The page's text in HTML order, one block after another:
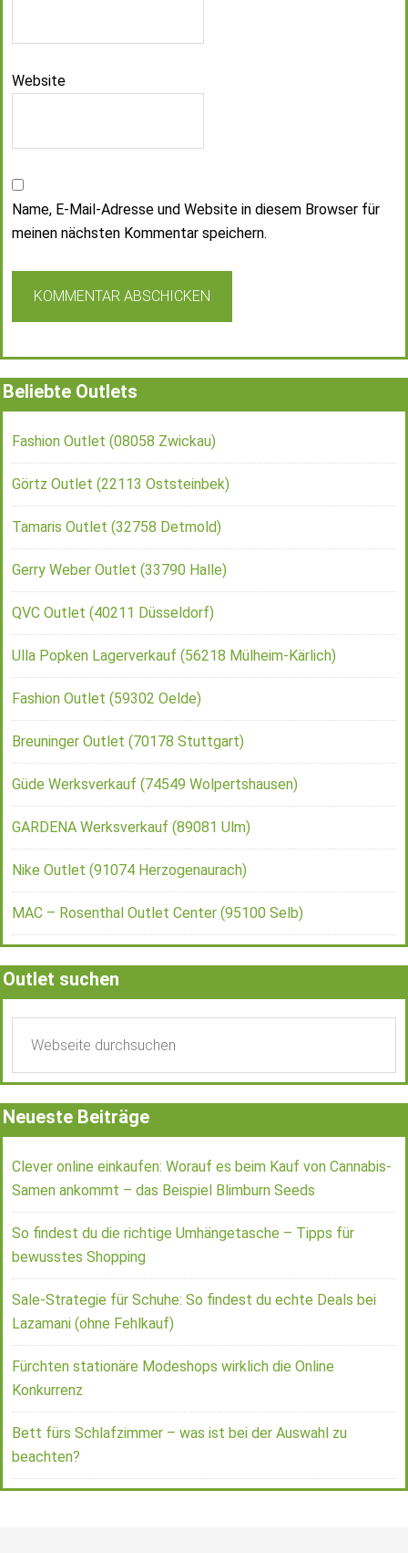
Website
Name, E-Mail-Adresse und Website in diesem Browser für
meinen nächsten Kommentar speichern.
Beliebte Outlets
Fashion Outlet (08058 Zwickau)
Görtz Outlet (22113 Oststeinbek)
Tamaris Outlet (32758 Detmold)
Gerry Weber Outlet (33790 Halle)
QVC Outlet (40211 Düsseldorf)
Ulla Popken Lagerverkauf (56218 Mülheim-Kärlich)
Fashion Outlet (59302 Oelde)
Breuninger Outlet (70178 Stuttgart)
Güde Werksverkauf (74549 Wolpertshausen)
GARDENA Werksverkauf (89081 Ulm)
Nike Outlet (91074 Herzogenaurach)
MAC – Rosenthal Outlet Center (95100 Selb)
Outlet suchen
Neueste Beiträge
Clever online einkaufen: Worauf es beim Kauf von Cannabis-
Samen ankommt – das Beispiel Blimburn Seeds
So findest du die richtige Umhängetasche – Tipps für
bewusstes Shopping
Sale-Strategie für Schuhe: So findest du echte Deals bei
Lazamani (ohne Fehlkauf)
Fürchten stationäre Modeshops wirklich die Online
Konkurrenz
Bett fürs Schlafzimmer – was ist bei der Auswahl zu
beachten?